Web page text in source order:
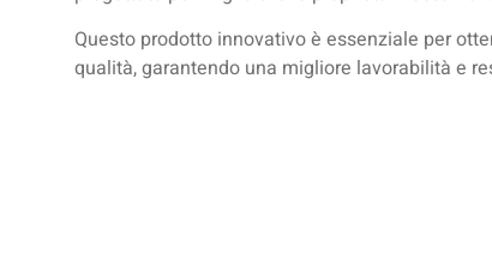
Questo prodotto innovativo è essenziale per
qualità, garantendo una migliore lavorabilità e